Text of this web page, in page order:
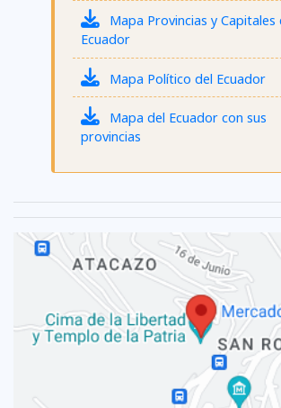
Mapa Provincias y Capitales
Ecuador
Mapa Político del Ecuador
Mapa del Ecuador con sus
provincias